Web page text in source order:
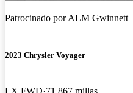
Patrocinado porALM Gwinnett
2023 Chrysler Voyager
LX FWD 71,867 millas